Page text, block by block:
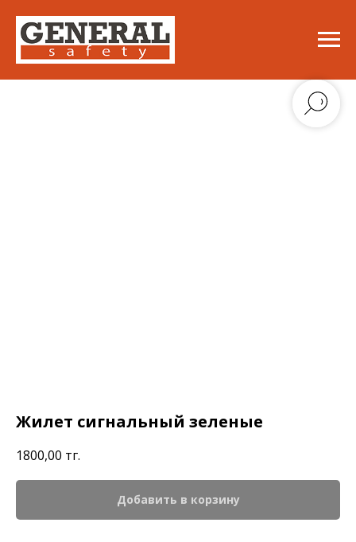
Жилет сигнальный зеленые
1800,00 тг.
Добавить в корзину